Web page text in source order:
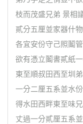
枝而茂盛兄弟 景相
貳分五厘並家器什
各宜安份守己照鬮
欲有憑立鬮書貳紙
東至順叔田西至圳
一分二厘五系並水
得水田西畔東至味
丈過一分貳厘五系